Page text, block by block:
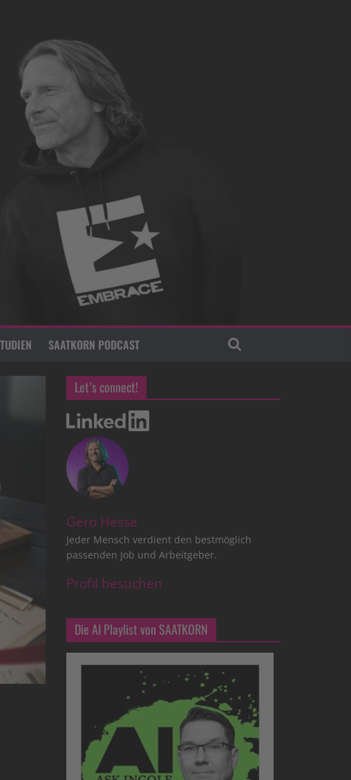
SAATKORN PODCAST
Let’s connect!
Gero Hesse
Jeder Mensch verdient den bestmöglich
passenden Job und Arbeitgeber.
Profil besuchen
Die AI Playlist von SAATKORN